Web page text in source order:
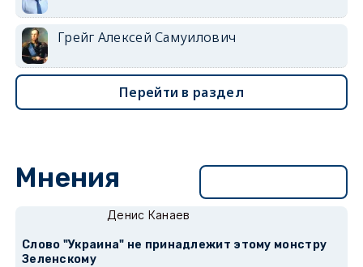
Грейг Алексей Самуилович
Перейти в раздел
Мнения
Денис Канаев
Слово "Украина" не принадлежит этому монстру
Зеленскому